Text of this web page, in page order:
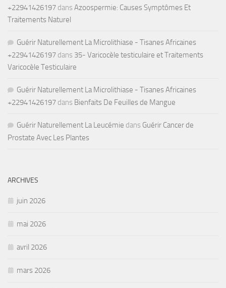
+22941426197 dans Azoospermie: Causes Symptômes Et
Traitements Naturel
Guérir Naturellement La Microlithiase - Tisanes Africaines
+22941426197 dans 35- Varicocèle testiculaire et Traitements
Varicocèle Testiculaire
Guérir Naturellement La Microlithiase - Tisanes Africaines
+22941426197 dans Bienfaits De Feuilles de Mangue
Guérir Naturellement La Leucémie dans Guérir Cancer de
Prostate Avec Les Plantes
ARCHIVES
juin 2026
mai 2026
avril 2026
mars 2026